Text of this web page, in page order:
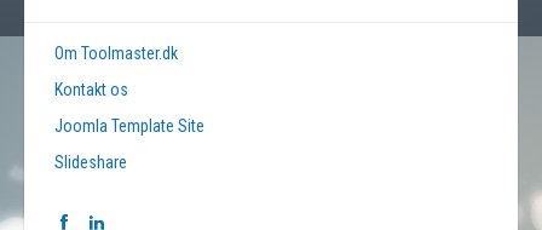
Om Toolmaster.dk
Kontakt os
Joomla Template Site
Slideshare